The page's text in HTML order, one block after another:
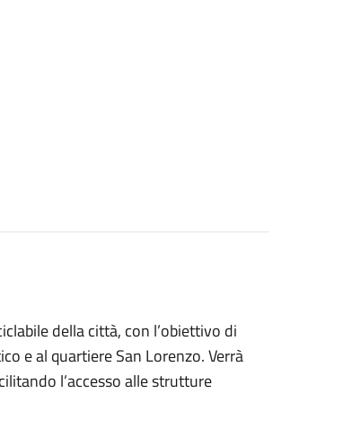
della città, con l’obiettivo di
e al quartiere San Lorenzo. Verrà
l’accesso alle strutture